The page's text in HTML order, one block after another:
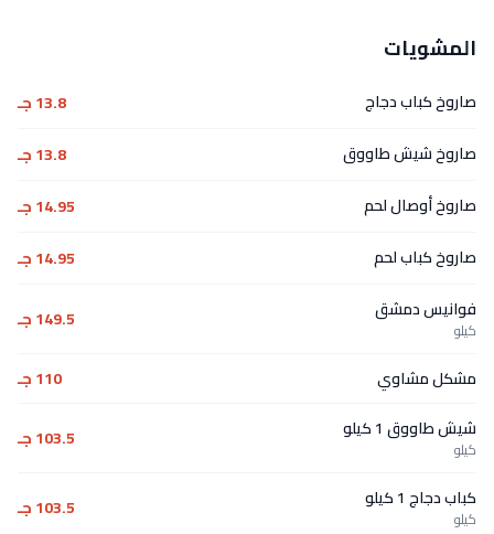
المشويات
صاروخ كباب دجاج
13.8 جـ
صاروخ شيش طاووق
13.8 جـ
صاروخ أوصال لحم
14.95 جـ
صاروخ كباب لحم
14.95 جـ
فوانيس دمشق
كيلو 149.5 جـ
مشكل مشاوي
110 جـ
شيش طاووق 1 كيلو
كيلو 103.5 جـ
كباب دجاج 1 كيلو
كيلو 103.5 جـ